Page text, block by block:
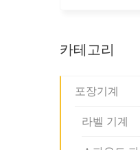
카테고리
포장기계
라벨 기계